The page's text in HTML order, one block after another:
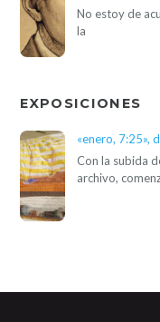
No estoy de
la
EXPOSICIONES
«enero, 7:25»,
Con la subida
archivo,